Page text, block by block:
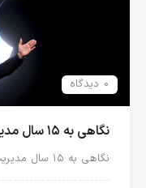
0 دیدگاه
نگاهی به ۱۵ سال مدیریت تیم کوک در اپل
نگاهی به ۱۵ سال مدیریت تیم کوک در اپل؛ درآمد، ارزش بازار…